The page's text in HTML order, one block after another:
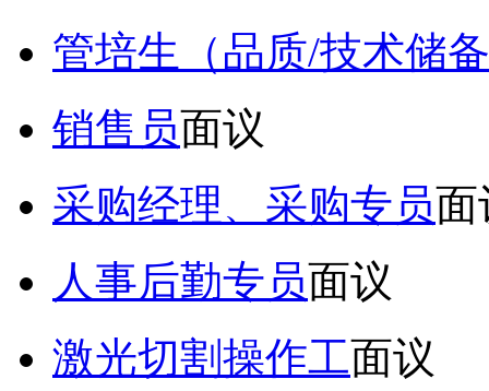
管培生（品质/技术储
销售员面议
采购经理、采购专员面
人事后勤专员面议
激光切割操作工面议